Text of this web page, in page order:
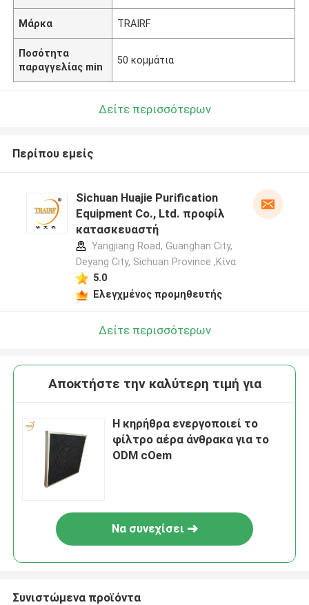
Μάρκα TRAIRF
Ποσότητα
παραγγελίας min
50 κομμάτια
Δείτε περισσότερων
Περίπου εμείς
Sichuan Huajie Purification
Equipment Co., Ltd. προφίλ
κατασκευαστή
Yangjiang Road, Guanghan City,
Deyang City, Sichuan Province ,Κίνα
5.0
Ελεγχμένος προμηθευτής
Δείτε περισσότερων
Αποκτήστε την καλύτερη τιμή για
Η κηρήθρα ενεργοποιεί το
φίλτρο αέρα άνθρακα για το
ODM cOem
Να συνεχίσει
Συνιστώμενα προϊόντα